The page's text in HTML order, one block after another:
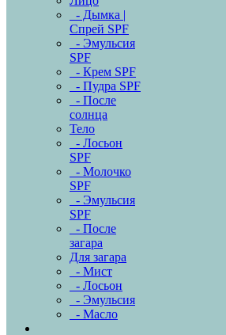
- Дымка |
Спрей SPF
- Эмульсия
SPF
- Крем SPF
- Пудра SPF
- После
солнца
Тело
- Лосьон
SPF
- Молочко
SPF
- Эмульсия
SPF
- После
загара
Для загара
- Мист
- Лосьон
- Эмульсия
- Масло